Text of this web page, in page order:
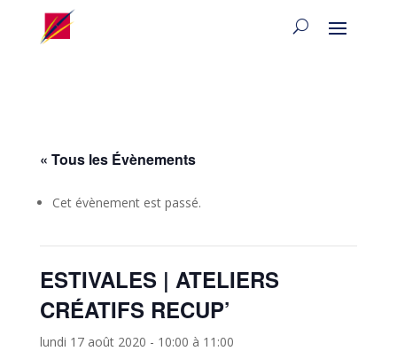
« Tous les Évènements
Cet évènement est passé.
ESTIVALES | ATELIERS
CRÉATIFS RECUP’
lundi 17 août 2020 - 10:00 à 11:00